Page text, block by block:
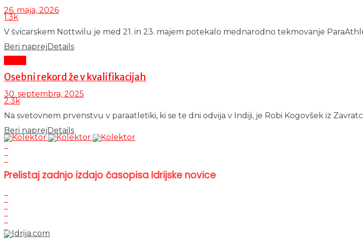
26. maja, 2026
1.3k
V švicarskem Nottwilu je med 21. in 23. majem potekalo mednarodno tekmovanje
Beri naprej Details
Osebni rekord že v kvalifikacijah
30. septembra, 2025
2.3k
Na svetovnem prvenstvu v paraatletiki, ki se te dni odvija v Indiji, je Robi Kogovšek iz
Beri naprejDetails
Prelistaj zadnjo izdajo časopisa Idrijske novice